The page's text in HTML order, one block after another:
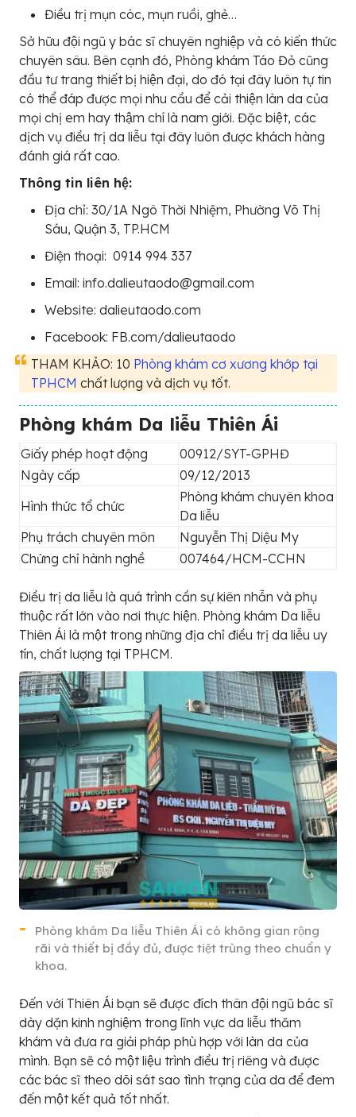
Điều trị mụn cóc, mụn ruồi, ghẻ…
Sở hữu đội ngũ y bác sĩ chuyên nghiệp và có kiến thức
chuyên sâu. Bên cạnh đó, Phòng khám Táo Đỏ cũng
đầu tư trang thiết bị hiện đại, do đó tại đây luôn tự tin
có thể đáp được mọi nhu cầu để cải thiện làn da của
mọi chị em hay thậm chí là nam giới. Đặc biệt, các
dịch vụ điều trị da liễu tại đây luôn được khách hàng
đánh giá rất cao.
Thông tin liên hệ:
Địa chỉ: 30/1A Ngô Thời Nhiệm, Phường Võ Thị
Sáu, Quận 3, TP.HCM
Điện thoại: 0914 994 337
Email: info.dalieutaodo@gmail.com
Website: dalieutaodo.com
Facebook: FB.com/dalieutaodo
THAM KHẢO: 10 Phòng khám cơ xương khớp tại
TPHCM chất lượng và dịch vụ tốt.
Phòng khám Da liễu Thiên Ái
Giấy phép hoạt động
00912/SYT-GPHĐ
Ngày cấp
09/12/2013
Hình thức tổ chức
Phòng khám chuyên khoa
Da liễu
Phụ trách chuyên môn
Nguyễn Thị Diệu My
Chứng chỉ hành nghề
007464/HCM-CCHN
Điều trị da liễu là quá trình cần sự kiên nhẫn và phụ
thuộc rất lớn vào nơi thực hiện. Phòng khám Da liễu
Thiên Ái là một trong những địa chỉ điều trị da liễu uy
tín, chất lượng tại TPHCM.
Phòng khám Da liễu Thiên Ái có không gian rộng
rãi và thiết bị đầy đủ, được tiệt trùng theo chuẩn y
khoa.
Đến với Thiên Ái bạn sẽ được đích thân đội ngũ bác sĩ
dày dặn kinh nghiệm trong lĩnh vực da liễu thăm
khám và đưa ra giải pháp phù hợp với làn da của
mình. Bạn sẽ có một liệu trình điều trị riêng và được
các bác sĩ theo dõi sát sao tình trạng của da để đem
đến một kết quả tốt nhất.